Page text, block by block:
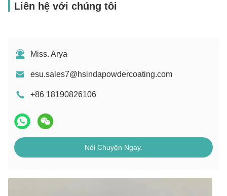
Liên hệ với chúng tôi
Miss. Arya
esu.sales7@hsindapowdercoating.com
+86 18190826106
Nói Chuyện Ngay.